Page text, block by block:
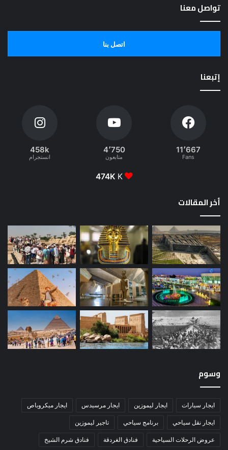
تواصل معنا
اتصل بنا
إتبعنا
11٬667
Fans
4٬750
متابعون
458k
انستجرام
474K K
أخر المقالات
وسوم
ايجار سيارات ايجار ليموزين ايجار مرسيدس ايجار ميكروباص
ايجار نقل سياحي برنامج سياحي تاجير ليموزين
عروض الرحلات السياحية فنادق الغردقة فنادق شرم الشيخ